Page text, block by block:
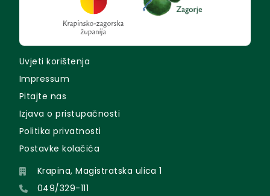
Uvjeti korištenja
Impressum
Pitajte nas
Izjava o pristupačnosti
Politika privatnosti
Postavke kolačića
Krapina, Magistratska ulica 1
049/329-111